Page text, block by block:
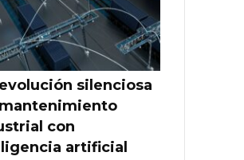
silenciosa
con
artificial